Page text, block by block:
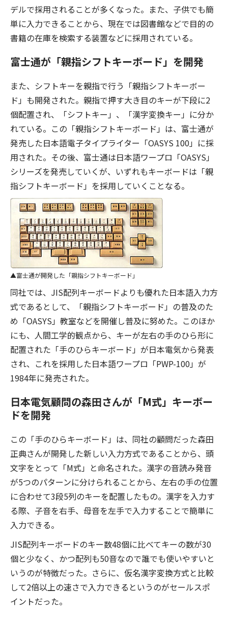
デルで採用されることが多くなった。また、子供でも簡
単に入力できることから、現在では図書館などで目的の
書籍の在庫を検索する装置などに採用されている。
富士通が「親指シフトキーボード」を開発
また、シフトキーを親指で行う「親指シフトキーボー
ド」も開発された。親指で押す大き目のキーが下段に2
個配置され、「シフトキー」、「漢字変換キー」に分か
れている。この「親指シフトキーボード」は、富士通が
発売した日本語電子タイプライター「OASYS 100」に採
用された。その後、富士通は日本語ワープロ「OASYS」
シリーズを発売していくが、いずれもキーボードは「親
指シフトキーボード」を採用していくことなる。
富士通が開発した「親指シフトキーボード」
同社では、JIS配列キーボードよりも優れた日本語入力方
式であるとして、「親指シフトキーボード」の普及のた
め「OASYS」教室などを開催し普及に努めた。このほか
にも、人間工学的観点から、キーが左右の手のひら形に
配置された「手のひらキーボード」が日本電気から発表
され、これを採用した日本語ワープロ「PWP-100」が
1984年に発売された。
日本電気顧問の森田さんが「M式」キーボー
ドを開発
この「手のひらキーボード」は、同社の顧問だった森田
正典さんが開発した新しい入力方式であることから、頭
文字をとって「M式」と命名された。漢字の音読み発音
が5つのパターンに分けられることから、左右の手の位置
に合わせて3段5列のキーを配置したもの。漢字を入力す
る際、子音を右手、母音を左手で入力することで簡単に
入力できる。
JIS配列キーボードのキー数48個に比べてキーの数が30
個と少なく、かつ配列も50音なので誰でも使いやすいと
いうのが特徴だった。さらに、仮名漢字変換方式と比較
して2倍以上の速さで入力できるというのがセールスポ
イントだった。